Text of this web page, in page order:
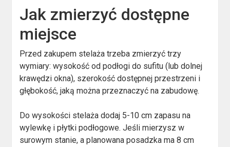
Jak zmierzyć dostępne
miejsce
Przed zakupem stelaża trzeba zmierzyć trzy
wymiary: wysokość od podłogi do sufitu (lub dolnej
krawędzi okna), szerokość dostępnej przestrzeni i
głębokość, jaką można przeznaczyć na zabudowę.
Do wysokości stelaża dodaj 5-10 cm zapasu na
wylewkę i płytki podłogowe. Jeśli mierzysz w
surowym stanie, a planowana posadzka ma 8 cm